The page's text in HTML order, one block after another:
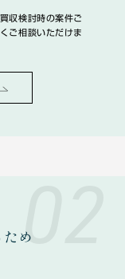
収検討時の案件ご
ご相談いただけま
02
め